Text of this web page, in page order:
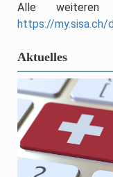
Alle weiteren
https://
Aktuelles